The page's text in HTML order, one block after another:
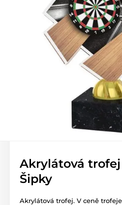
Akrylátová trofej
Šipky
Akrylátová trofej. V ceně